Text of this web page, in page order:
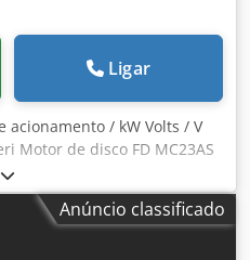
Ligar
acionamento / kW Volts / V
Motor de disco FD MC23AS
Dwodpfx Aoy S D Aysl Tea
Anúncio classificado